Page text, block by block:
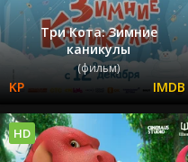
Три Кота: Зимние
каникулы
(фильм)
HD